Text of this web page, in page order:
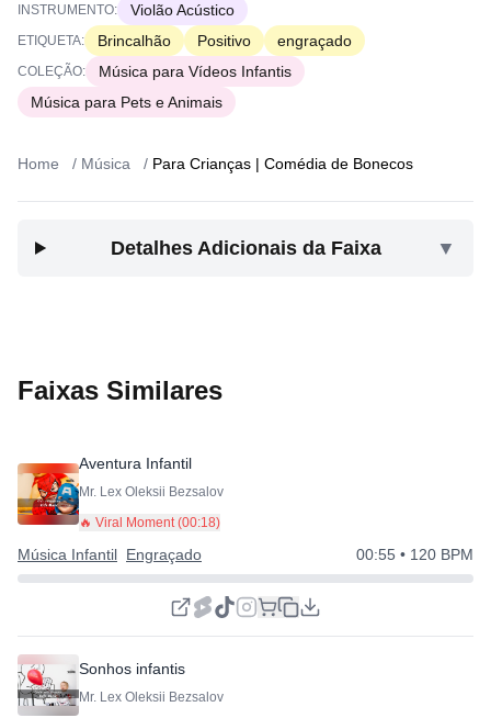
INSTRUMENTO: Violão Acústico
ETIQUETA: Brincalhão Positivo engraçado
COLEÇÃO:
Música para Vídeos Infantis
Música para Pets e Animais
Home / Música / Para Crianças | Comédia de Bonecos
Detalhes Adicionais da Faixa ▼
Faixas Similares
Aventura Infantil
Mr. Lex Oleksii Bezsalov
🔥 Viral Moment (00:18)
Música Infantil Engraçado 00:55 • 120 BPM
Sonhos infantis
Mr. Lex Oleksii Bezsalov